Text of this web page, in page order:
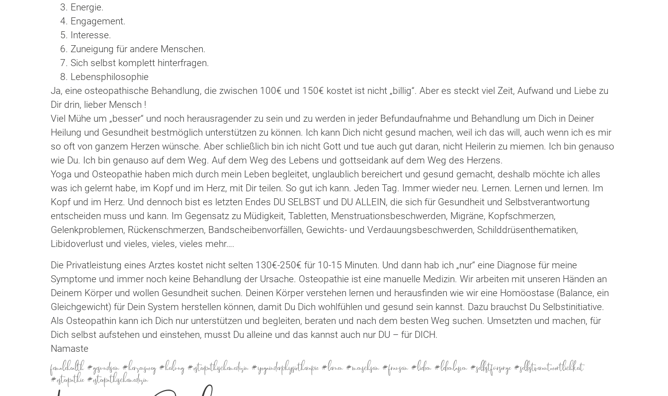
Energie.
Engagement.
Interesse.
Zuneigung für andere Menschen.
Sich selbst komplett hinterfragen.
Lebensphilosophie
Ja, eine osteopathische Behandlung, die zwischen 100€ und 150€ kostet ist nicht „billig“. Aber es steckt viel Zeit, Aufwand und Liebe zu
Dir drin, lieber Mensch !
Viel Mühe um „besser“ und noch herausragender zu sein und zu werden in jeder Befundaufnahme und Behandlung um Dich in Deiner
Heilung und Gesundheit bestmöglich unterstützen zu können. Ich kann Dich nicht gesund machen, weil ich das will, auch wenn ich es mir
so oft von ganzem Herzen wünsche. Aber schließlich bin ich nicht Gott und tue auch gut daran, nicht Heilerin zu miemen. Ich bin genauso
wie Du. Ich bin genauso auf dem Weg. Auf dem Weg des Lebens und gottseidank auf dem Weg des Herzens.
Yoga und Osteopathie haben mich durch mein Leben begleitet, unglaublich bereichert und gesund gemacht, deshalb möchte ich alles
was ich gelernt habe, im Kopf und im Herz, mit Dir teilen. So gut ich kann. Jeden Tag. Immer wieder neu. Lernen. Lernen und lernen. Im
Kopf und im Herz. Und dennoch bist es letzten Endes DU SELBST und DU ALLEIN, die sich für Gesundheit und Selbstverantwortung
entscheiden muss und kann. Im Gegensatz zu Müdigkeit, Tabletten, Menstruationsbeschwerden, Migräne, Kopfschmerzen,
Gelenkproblemen, Rückenschmerzen, Bandscheibenvorfällen, Gewichts- und Verdauungsbeschwerden, Schilddrüsenthematiken,
Libidoverlust und vieles, vieles, vieles mehr….
Die Privatleistung eines Arztes kostet nicht selten 130€-250€ für 10-15 Minuten. Und dann hab ich „nur“ eine Diagnose für meine
Symptome und immer noch keine Behandlung der Ursache. Osteopathie ist eine manuelle Medizin. Wir arbeiten mit unseren Händen an
Deinem Körper und wollen Gesundheit suchen. Deinen Körper verstehen lernen und herausfinden wie wir eine Homöostase (Balance, ein
Gleichgewicht) für Dein System herstellen können, damit Du Dich wohlfühlen und gesund sein kannst. Dazu brauchst Du Selbstinitiative.
Als Osteopathin kann ich Dich nur unterstützen und begleiten, beraten und nach dem besten Weg suchen. Umsetzten und machen, für
Dich selbst aufstehen und einstehen, musst Du alleine und das kannst auch nur DU – für DICH.
Namaste
femalehealth #gesundsein #herzensweg #heilung #osteopathischemedizin #yogainderphysiotherapie #lernen #menschsein #frausein #lieben #lebenlassen #selbstfürsorge #selbstverantwortlichkeit
#osteopathie #osteopathischemedizin